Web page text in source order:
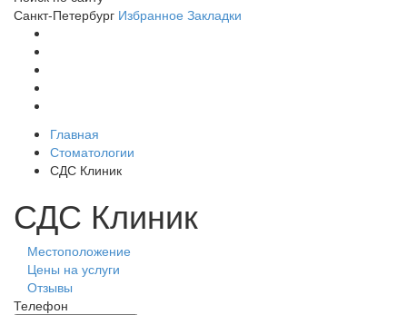
Санкт-Петербург Избранное Закладки
Главная
Стоматологии
СДС Клиник
СДС Клиник
Местоположение
Цены на услуги
Отзывы
Телефон